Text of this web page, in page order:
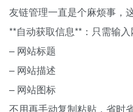
友链管理一直是个麻烦事，
**自动获取信息**：只需输
– 网站标题
– 网站描述
– 网站图标
不用再手动复制粘贴，省时省